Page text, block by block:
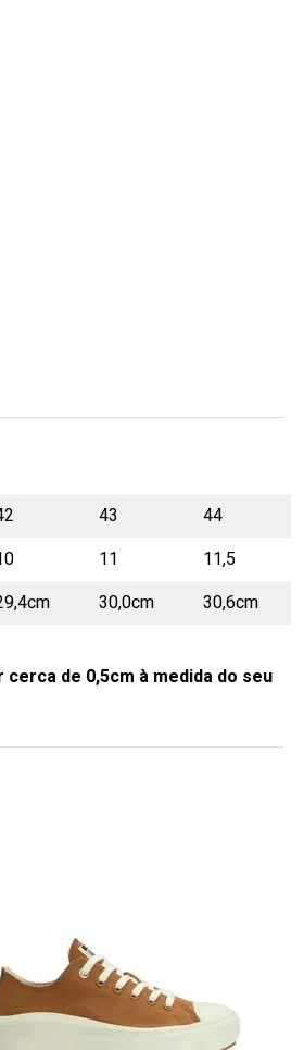
43
44
11
11,5
30,0cm 30,6cm
de 0,5cm à medida do seu